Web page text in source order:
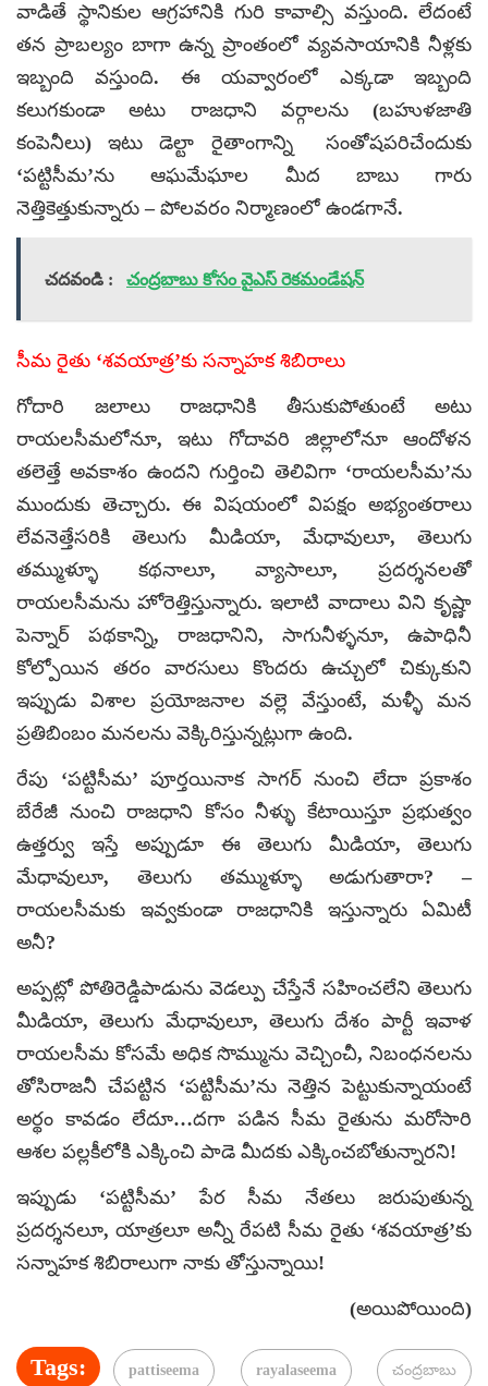
వాడితే స్థానికుల ఆగ్రహానికి గురి కావాల్సి వస్తుంది. లేదంటే
తన ప్రాబల్యం బాగా ఉన్న ప్రాంతంలో వ్యవసాయానికి నీళ్లకు
ఇబ్బంది వస్తుంది. ఈ యవ్వారంలో ఎక్కడా ఇబ్బంది
కలుగకుండా అటు రాజధాని వర్గాలను (బహుళజాతి
కంపెనీలు) ఇటు డెల్టా రైతాంగాన్ని సంతోషపరిచేందుకు
‘పట్టిసీమ’ను ఆఘమేఘాల మీద బాబు గారు
నెత్తికెత్తుకున్నారు – పోలవరం నిర్మాణంలో ఉండగానే.
చదవండి : చంద్రబాబు కోసం వైఎస్ రెకమండేషన్
సీమ రైతు ‘శవయాత్ర’కు సన్నాహక శిబిరాలు
గోదారి జలాలు రాజధానికి తీసుకుపోతుంటే అటు
రాయలసీమలోనూ, ఇటు గోదావరి జిల్లాలోనూ ఆందోళన
తలెత్తే అవకాశం ఉందని గుర్తించి తెలివిగా ‘రాయలసీమ’ను
ముందుకు తెచ్చారు. ఈ విషయంలో విపక్షం అభ్యంతరాలు
లేవనెత్తేసరికి తెలుగు మీడియా, మేధావులూ, తెలుగు
తమ్ముళ్ళూ కథనాలూ, వ్యాసాలూ, ప్రదర్శనలతో
రాయలసీమను హోరెత్తిస్తున్నారు. ఇలాటి వాదాలు విని కృష్ణా
పెన్నార్ పథకాన్ని, రాజధానిని, సాగునీళ్ళనూ, ఉపాధినీ
కోల్పోయిన తరం వారసులు కొందరు ఉచ్చులో చిక్కుకుని
ఇప్పుడు విశాల ప్రయోజనాల వల్లె వేస్తుంటే, మళ్ళీ మన
ప్రతిబింబం మనలను వెక్కిరిస్తున్నట్లుగా ఉంది.
రేపు ‘పట్టిసీమ’ పూర్తయినాక సాగర్ నుంచి లేదా ప్రకాశం
బేరేజీ నుంచి రాజధాని కోసం నీళ్ళు కేటాయిస్తూ ప్రభుత్వం
ఉత్తర్వు ఇస్తే అప్పుడూ ఈ తెలుగు మీడియా, తెలుగు
మేధావులూ, తెలుగు తమ్ముళ్ళూ అడుగుతారా? –
రాయలసీమకు ఇవ్వకుండా రాజధానికి ఇస్తున్నారు ఏమిటీ
అనీ?
అప్పట్లో పోతిరెడ్డిపాడును వెడల్పు చేస్తేనే సహించలేని తెలుగు
మీడియా, తెలుగు మేధావులూ, తెలుగు దేశం పార్టీ ఇవాళ
రాయలసీమ కోసమే అధిక సొమ్మును వెచ్చించీ, నిబంధనలను
తోసిరాజనీ చేపట్టిన ‘పట్టిసీమ’ను నెత్తిన పెట్టుకున్నాయంటే
అర్థం కావడం లేదూ…దగా పడిన సీమ రైతును మరోసారి
ఆశల పల్లకీలోకి ఎక్కించి పాడె మీదకు ఎక్కించబోతున్నారని!
ఇప్పుడు ‘పట్టిసీమ’ పేర సీమ నేతలు జరుపుతున్న
ప్రదర్శనలూ, యాత్రలూ అన్నీ రేపటి సీమ రైతు ‘శవయాత్ర’కు
సన్నాహక శిబిరాలుగా నాకు తోస్తున్నాయి!
(అయిపోయింది)
Tags: pattiseema rayalaseema చంద్రబాబు